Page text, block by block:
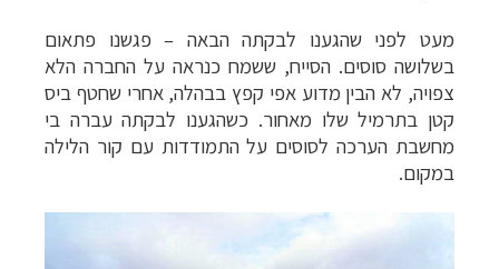
מעט לפני שהגענו לבקתה הבאה – פגשנו פתאום
בשלושה סוסים. הסייח, ששמח כנראה על החברה הלא
צפויה, לא הבין מדוע אפי קפץ בבהלה, אחרי שחטף ביס
קטן בתרמיל שלו מאחור. כשהגענו לבקתה עברה בי
מחשבת הערכה לסוסים על התמודדות עם קור הלילה
במקום.